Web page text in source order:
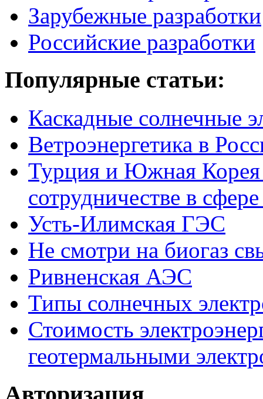
Зарубежные разработки
Российские разработки
Популярные статьи:
Каскадные солнечные
Ветроэнергетика в
Турция и Южная Корея
сотрудничестве в
Усть-Илимская ГЭС
Не смотри на биогаз
Ривненская АЭС
Типы солнечных
Стоимость
геотермальными